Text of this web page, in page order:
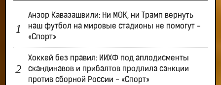
Анзор Кавазашвили: Ни МОК, ни Трамп вернуть
наш футбол на мировые стадионы не помогут -
«Спорт»
Хоккей без правил: ИИХФ под аплодисменты
скандинавов и прибалтов продлила санкции
против сборной России - «Спорт»